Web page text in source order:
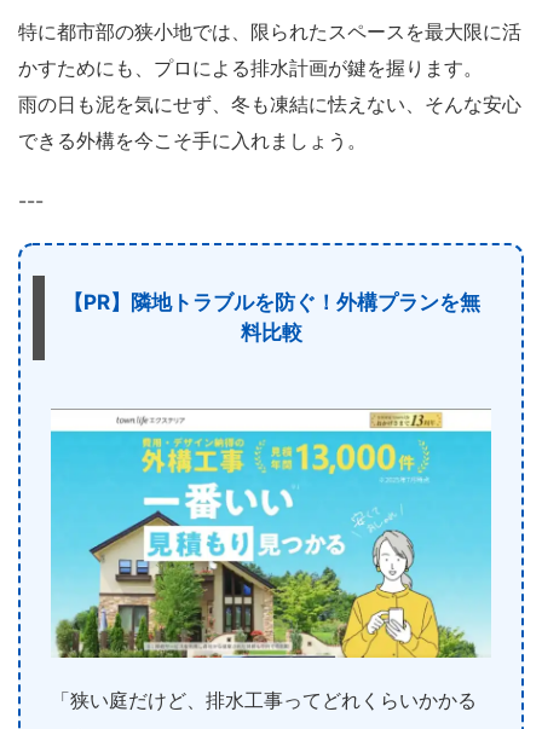
特に都市部の狭小地では、限られたスペースを最大限に活
かすためにも、プロによる排水計画が鍵を握ります。
雨の日も泥を気にせず、冬も凍結に怯えない、そんな安心
できる外構を今こそ手に入れましょう。
---
【PR】隣地トラブルを防ぐ！外構プランを無
料比較
「狭い庭だけど、排水工事ってどれくらいかかる